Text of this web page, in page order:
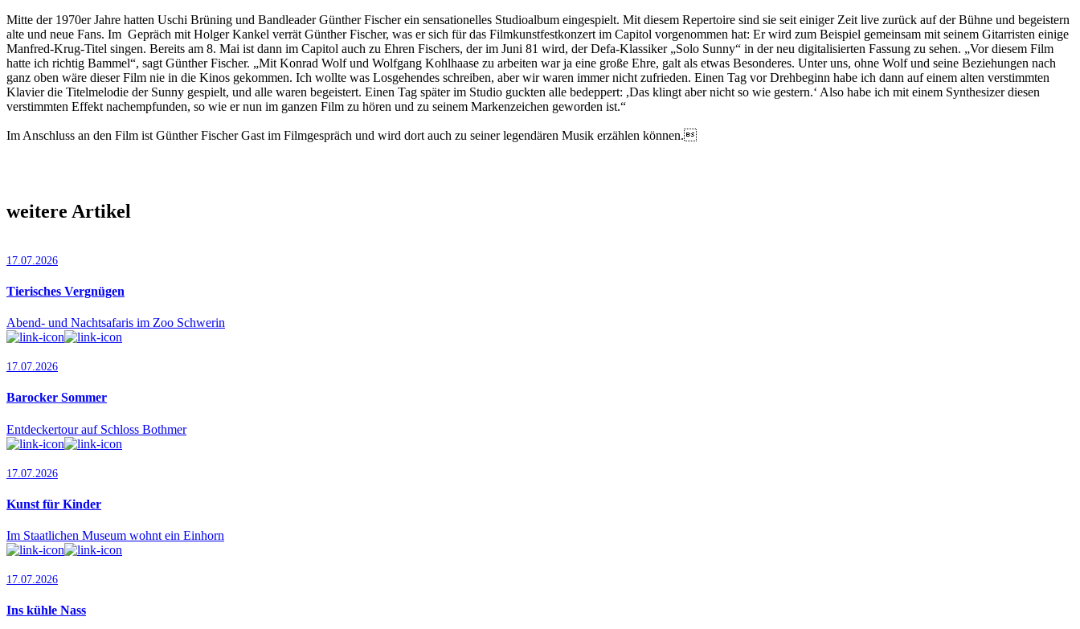
Mitte der 1970er Jahre hatten Uschi Brüning und Bandleader Günther Fischer ein sensationelles Studioalbum eingespielt. Mit diesem Repertoire sind sie seit einiger Zeit live zurück auf der Bühne und begeistern
alte und neue Fans. Im Gepräch mit Holger Kankel verrät Günther Fischer, was er sich für das Filmkunstfestkonzert im Capitol vorgenommen hat: Er wird zum Beispiel gemeinsam mit seinem Gitarristen einige
Manfred-Krug-Titel singen. Bereits am 8. Mai ist dann im Capitol auch zu Ehren Fischers, der im Juni 81 wird, der Defa-Klassiker „Solo Sunny“ in der neu digitalisierten Fassung zu sehen. „Vor diesem Film
hatte ich richtig Bammel“, sagt Günther Fischer. „Mit Konrad Wolf und Wolfgang Kohlhaase zu arbeiten war ja eine große Ehre, galt als etwas Besonderes. Unter uns, ohne Wolf und seine Beziehungen nach
ganz oben wäre dieser Film nie in die Kinos gekommen. Ich wollte was Losgehendes schreiben, aber wir waren immer nicht zufrieden. Einen Tag vor Drehbeginn habe ich dann auf einem alten verstimmten
Klavier die Titelmelodie der Sunny gespielt, und alle waren begeistert. Einen Tag später im Studio guckten alle bedeppert: ,Das klingt aber nicht so wie gestern.‘ Also habe ich mit einem Synthesizer diesen
verstimmten Effekt nachempfunden, so wie er nun im ganzen Film zu hören und zu seinem Markenzeichen geworden ist.“
Im Anschluss an den Film ist Günther Fischer Gast im Filmgespräch und wird dort auch zu seiner legendären Musik erzählen können.
weitere Artikel
17.07.2026
Tierisches Vergnügen
Abend- und Nachtsafaris im Zoo Schwerin
17.07.2026
Barocker Sommer
Entdeckertour auf Schloss Bothmer
17.07.2026
Kunst für Kinder
Im Staatlichen Museum wohnt ein Einhorn
17.07.2026
Ins kühle Nass